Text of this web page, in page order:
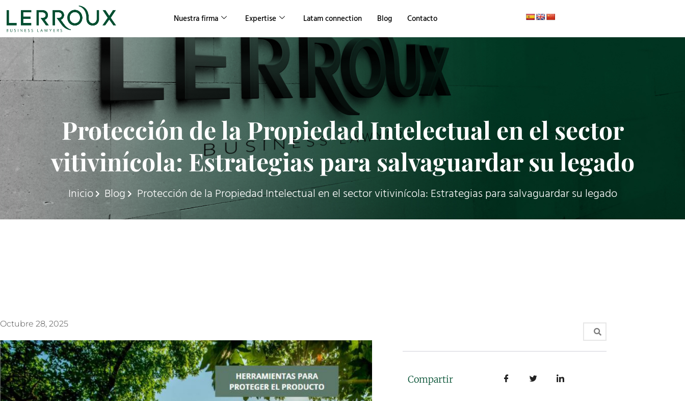
Nuestra firma Expertise Latam connection Blog Contacto
Protección de la Propiedad Intelectual en el sector
vitivinícola: Estrategias para salvaguardar su legado
Inicio Blog Protección de la Propiedad Intelectual en el sector vitivinícola: Estrategias para salvaguardar su legado
Octubre 28, 2025
Compartir